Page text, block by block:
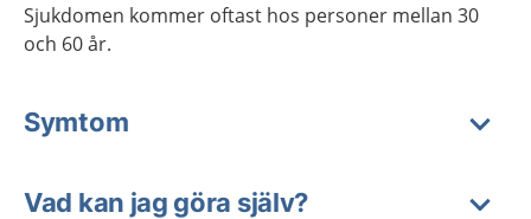
Sjukdomen kommer oftast hos personer mellan 30
och 60 år.
Symtom
Vad kan jag göra själv?